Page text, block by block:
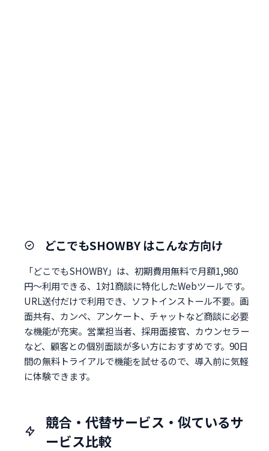
どこでもSHOWBY はこんな方向け
「どこでもSHOWBY」は、初期費用無料で月額1,980
円〜利用できる、1対1商談に特化したWebツールです。
URL送付だけで利用でき、ソフトインストール不要。画
面共有、カンペ、アンケート、チャットなど商談に必要
な機能が充実。営業担当者、採用面接官、カウンセラー
など、顧客との個別面談が多い方におすすめです。90日
間の無料トライアルで機能を試せるので、導入前に気軽
に体験できます。
競合・代替サービス・似ているサ
ービス比較